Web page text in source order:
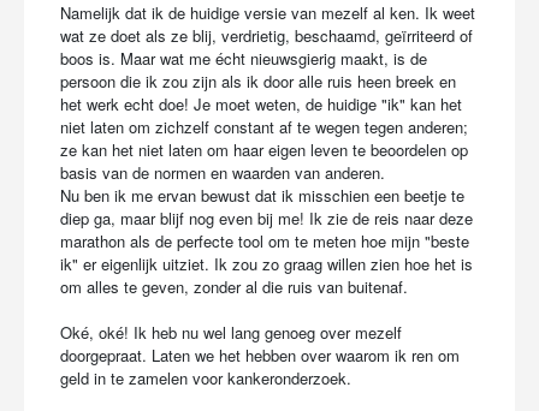
Namelijk dat ik de huidige versie van mezelf al ken. Ik weet
wat ze doet als ze blij, verdrietig, beschaamd, geïrriteerd of
boos is. Maar wat me écht nieuwsgierig maakt, is de
persoon die ik zou zijn als ik door alle ruis heen breek en
het werk echt doe! Je moet weten, de huidige "ik" kan het
niet laten om zichzelf constant af te wegen tegen anderen;
ze kan het niet laten om haar eigen leven te beoordelen op
basis van de normen en waarden van anderen.
Nu ben ik me ervan bewust dat ik misschien een beetje te
diep ga, maar blijf nog even bij me! Ik zie de reis naar deze
marathon als de perfecte tool om te meten hoe mijn "beste
ik" er eigenlijk uitziet. Ik zou zo graag willen zien hoe het is
om alles te geven, zonder al die ruis van buitenaf.
Oké, oké! Ik heb nu wel lang genoeg over mezelf
doorgepraat. Laten we het hebben over waarom ik ren om
geld in te zamelen voor kankeronderzoek.